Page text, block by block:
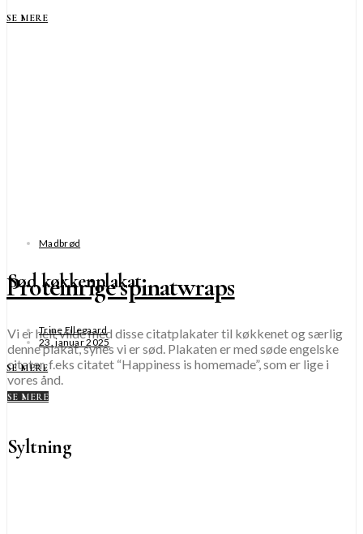
Sød køkkenplakat
Vi er helt vilde med disse citatplakater til køkkenet og særlig
denne plakat, synes vi er sød. Plakaten er med søde engelske
citater, f.eks citatet “Happiness is homemade”, som er lige i
vores ånd.
SE MERE
Syltning
SE MERE
Madbrød
Proteinrige spinatwraps
Trine Ellegaard
23. januar 2025
SE MERE